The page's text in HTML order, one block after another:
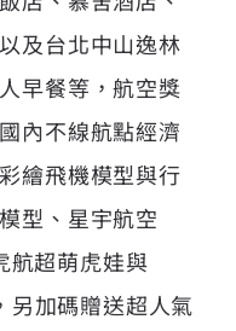
及台北中山逸林
早餐等，航空獎
內不線航點經濟
繪飛機模型與行
型、星宇航空
航超萌虎娃與
另加碼贈送超人氣